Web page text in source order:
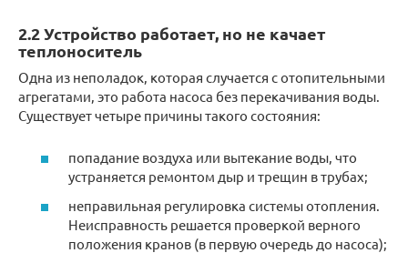
2.2 Устройство работает, но не качает
теплоноситель
Одна из неполадок, которая случается с отопительными
агрегатами, это работа насоса без перекачивания воды.
Существует четыре причины такого состояния:
попадание воздуха или вытекание воды, что
устраняется ремонтом дыр и трещин в трубах;
неправильная регулировка системы отопления.
Неисправность решается проверкой верного
положения кранов (в первую очередь до насоса);